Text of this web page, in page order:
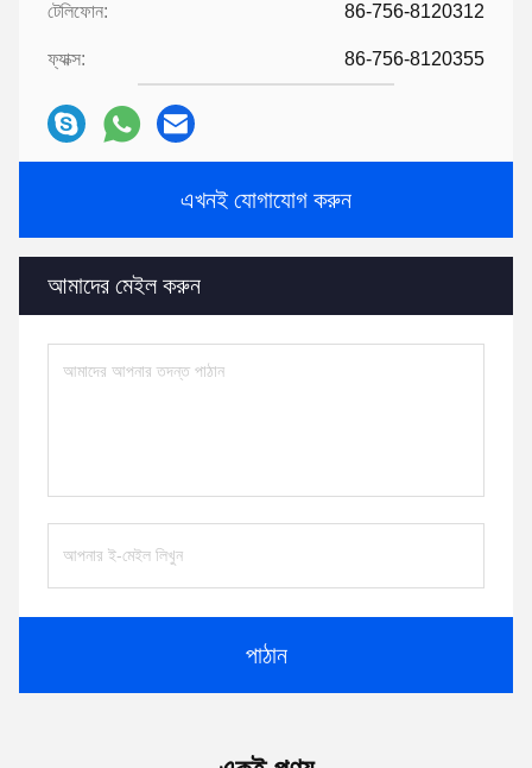
টেলিফোন: 86-756-8120312
ফ্যাক্স: 86-756-8120355
এখনই যোগাযোগ করুন
আমাদের মেইল ​​করুন
পাঠান